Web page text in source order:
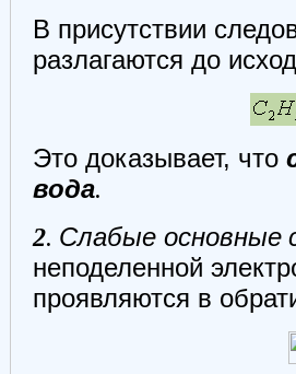
В присутствии
разлагаются до
Это доказывает, что
вода.
2. Слабые основные
неподеленной
проявляются в